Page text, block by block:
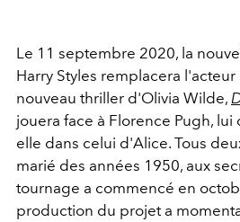
Le 11 septembre 2020, la
Harry Styles remplacera
nouveau thriller d'Olivia Wilde,
jouera face à Florence Pugh, lui
elle dans celui d'Alice. Tous
marié des années 1950, aux
tournage a commencé en
production du projet a